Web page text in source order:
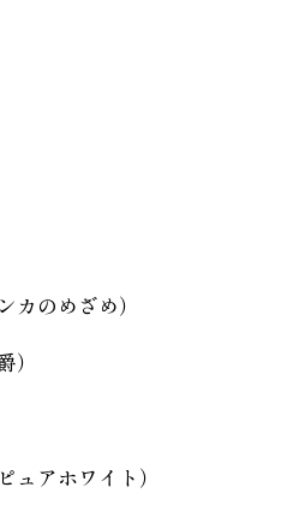
カのめざめ）
）
ュアホワイト）